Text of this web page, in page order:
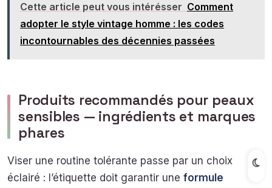
Cette article peut vous intérésser Comment
adopter le style vintage homme : les codes
incontournables des décennies passées
Produits recommandés pour peaux
sensibles — ingrédients et marques
phares
Viser une routine tolérante passe par un choix
éclairé : l’étiquette doit garantir une formule